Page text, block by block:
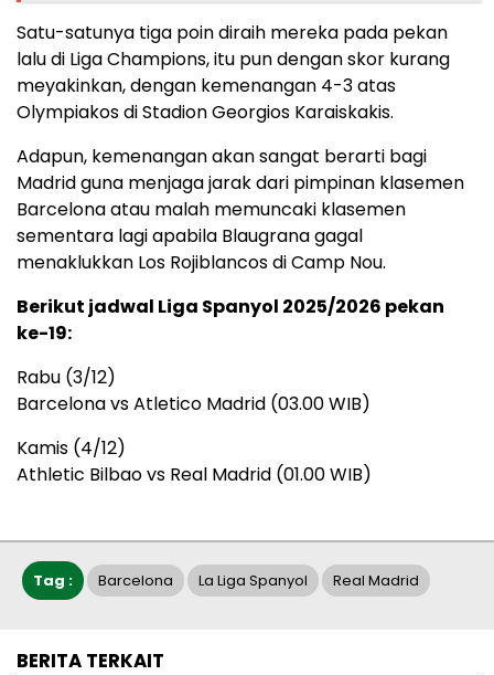
Satu-satunya tiga poin diraih mereka pada pekan
lalu di Liga Champions, itu pun dengan skor kurang
meyakinkan, dengan kemenangan 4-3 atas
Olympiakos di Stadion Georgios Karaiskakis.
Adapun, kemenangan akan sangat berarti bagi
Madrid guna menjaga jarak dari pimpinan klasemen
Barcelona atau malah memuncaki klasemen
sementara lagi apabila Blaugrana gagal
menaklukkan Los Rojiblancos di Camp Nou.
Berikut jadwal Liga Spanyol 2025/2026 pekan
ke-19:
Rabu (3/12)
Barcelona vs Atletico Madrid (03.00 WIB)
Kamis (4/12)
Athletic Bilbao vs Real Madrid (01.00 WIB)
Tag : Barcelona La Liga Spanyol Real Madrid
BERITA TERKAIT